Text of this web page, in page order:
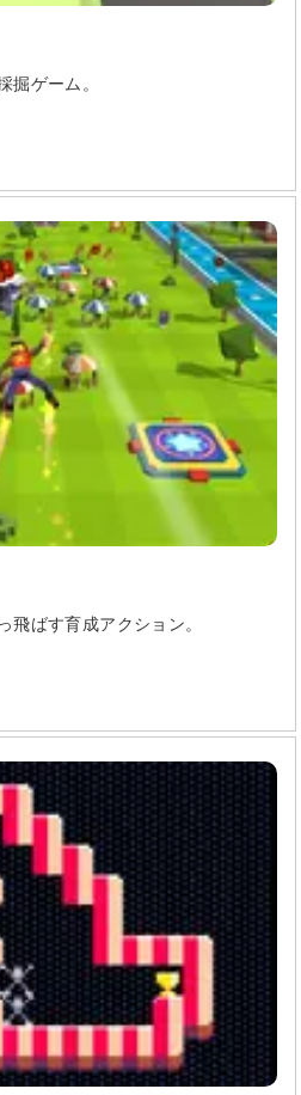
掘ゲーム。
飛ばす育成アクション。